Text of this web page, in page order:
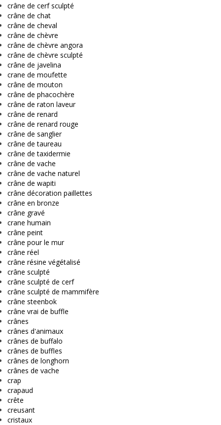
crâne de cerf sculpté
crâne de chat
crâne de cheval
crâne de chèvre
crâne de chèvre angora
crâne de chèvre sculpté
crâne de javelina
crane de moufette
crâne de mouton
crâne de phacochère
crâne de raton laveur
crâne de renard
crâne de renard rouge
crâne de sanglier
crâne de taureau
crâne de taxidermie
crâne de vache
crâne de vache naturel
crâne de wapiti
crâne décoration paillettes
crâne en bronze
crâne gravé
crane humain
crâne peint
crâne pour le mur
crâne réel
crâne résine végétalisé
crâne sculpté
crâne sculpté de cerf
crâne sculpté de mammifère
crâne steenbok
crâne vrai de buffle
crânes
crânes d'animaux
crânes de buffalo
crânes de buffles
crânes de longhorn
crânes de vache
crap
crapaud
crête
creusant
cristaux